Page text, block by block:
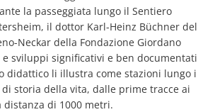
la passeggiata lungo il Sentiero
il dottor Karl-Heinz Büchner del
Neckar della Fondazione Giordano
sviluppi significativi e ben documentati
didattico li illustra come stazioni lungo i
storia della vita, dalle prime tracce ai
di 1000 metri.